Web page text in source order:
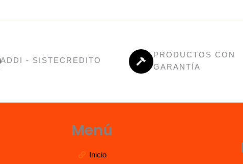
ADDI - SISTECREDITO
PRODUCTOS CON
GARANTÍA
Menú
Inicio